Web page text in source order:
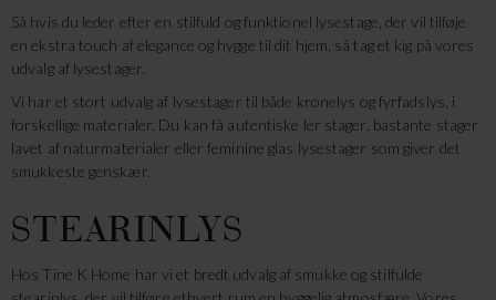
Så hvis du leder efter en stilfuld og funktionel lysestage, der vil tilføje
en ekstra touch af elegance og hygge til dit hjem, så tag et kig på vores
udvalg af lysestager.
Vi har et stort udvalg af lysestager til både kronelys og fyrfadslys, i
forskellige materialer. Du kan få autentiske ler stager, bastante stager
lavet af naturmaterialer eller feminine glas lysestager som giver det
smukkeste genskær.
STEARINLYS
Hos Tine K Home har vi et bredt udvalg af smukke og stilfulde